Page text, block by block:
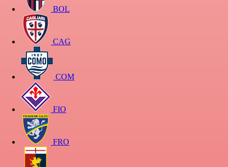
BOL
CAG
COM
FIO
FRO